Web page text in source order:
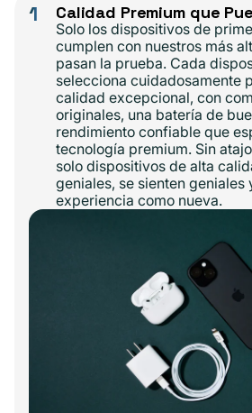
1 Calidad Premium que
Solo los dispositivos de
cumplen con nuestros más
pasan la prueba. Cada
selecciona cuidadosamente
calidad excepcional, con
originales, una batería de
rendimiento confiable que
tecnología premium. Sin
solo dispositivos de alta
geniales, se sienten geniales
experiencia como nueva.